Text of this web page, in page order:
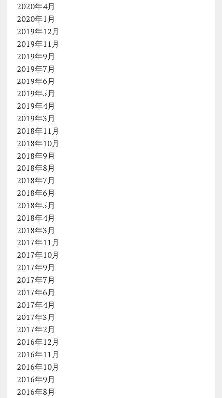
2020年4月
2020年1月
2019年12月
2019年11月
2019年9月
2019年7月
2019年6月
2019年5月
2019年4月
2019年3月
2018年11月
2018年10月
2018年9月
2018年8月
2018年7月
2018年6月
2018年5月
2018年4月
2018年3月
2017年11月
2017年10月
2017年9月
2017年7月
2017年6月
2017年4月
2017年3月
2017年2月
2016年12月
2016年11月
2016年10月
2016年9月
2016年8月